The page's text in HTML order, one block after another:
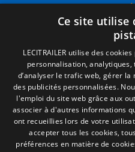
Termes
Politique de
Politique
Conditions
Gérer
Camino de los
50620 - Casetas
Ce site utilise
LECITRAILER utilise des
personnalisation,
d’analyser le trafic web, gérer
des publicités personnalisées.
l'emploi du site web grâce aux
associer à d'autres informations
ont recueillies lors de votre
accepter tous les cookies,
préférences en matière de